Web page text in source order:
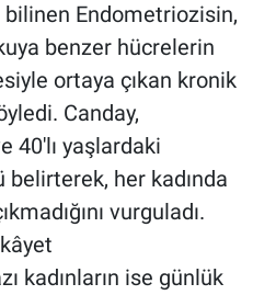
Endometriozisin,
benzer hücrelerin
ortaya çıkan kronik
Canday,
40'lı yaşlardaki
belirterek, her kadında
vurguladı.
kadınların ise günlük